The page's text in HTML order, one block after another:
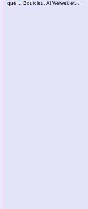
que ... Bourdieu, Ai Weiwei, et...